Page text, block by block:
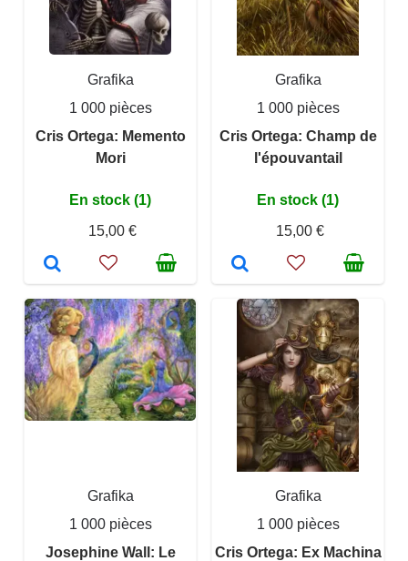
Grafika
1 000 pièces
Cris Ortega: Memento
Mori
En stock (1)
15,00 €
Grafika
1 000 pièces
Cris Ortega: Champ de
l'épouvantail
En stock (1)
15,00 €
Grafika
1 000 pièces
Josephine Wall: Le
Grafika
1 000 pièces
Cris Ortega: Ex Machina